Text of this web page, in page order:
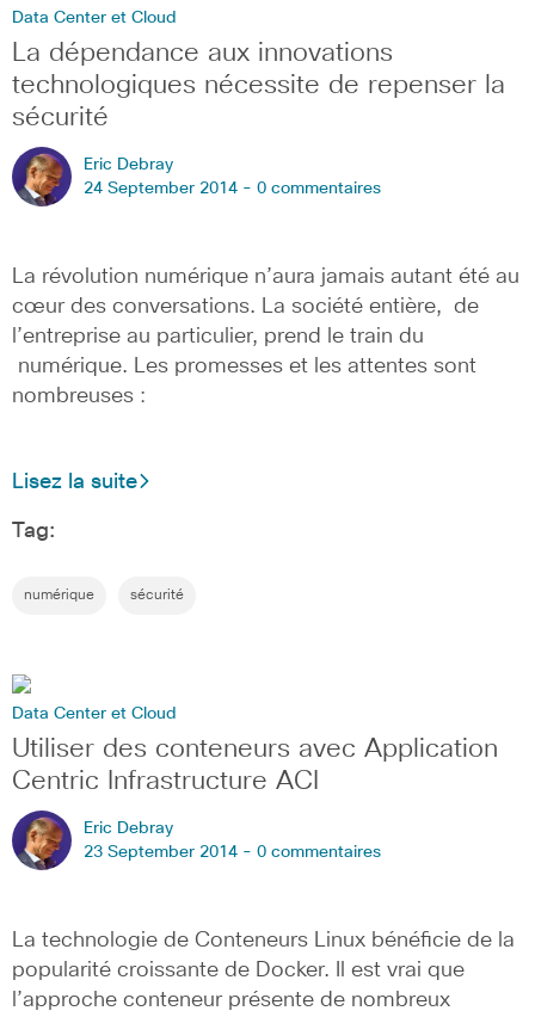
Data Center et Cloud
La dépendance aux innovations
technologiques nécessite de repenser la
sécurité
Eric Debray
24 September 2014 - 0 commentaires
La révolution numérique n’aura jamais autant été au
cœur des conversations. La société entière, de
l’entreprise au particulier, prend le train du
numérique. Les promesses et les attentes sont
nombreuses :
Lisez la suite
Tag:
numérique sécurité
Data Center et Cloud
Utiliser des conteneurs avec Application
Centric Infrastructure ACI
Eric Debray
23 September 2014 - 0 commentaires
La technologie de Conteneurs Linux bénéficie de la
popularité croissante de Docker. Il est vrai que
l’approche conteneur présente de nombreux